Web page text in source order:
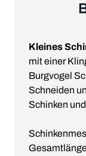
Kleines
mit einer
Burgvogel
Schneiden
Schinken